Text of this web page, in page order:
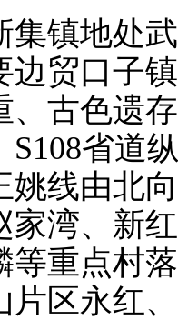
镇地处
边贸口子
、古色遗
S108省道
姚线由北
家湾、新
等重点村
片区永红